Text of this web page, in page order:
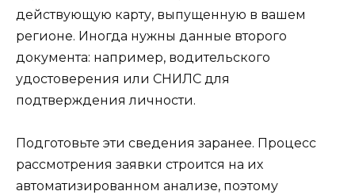
действующую карту, выпущенную в вашем
регионе. Иногда нужны данные второго
документа: например, водительского
удостоверения или СНИЛС для
подтверждения личности.
Подготовьте эти сведения заранее. Процесс
рассмотрения заявки строится на их
автоматизированном анализе, поэтому